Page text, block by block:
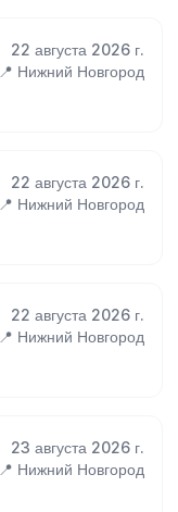
22 августа 2026 г.
📍 Нижний Новгород
22 августа 2026 г.
📍 Нижний Новгород
22 августа 2026 г.
📍 Нижний Новгород
23 августа 2026 г.
📍 Нижний Новгород